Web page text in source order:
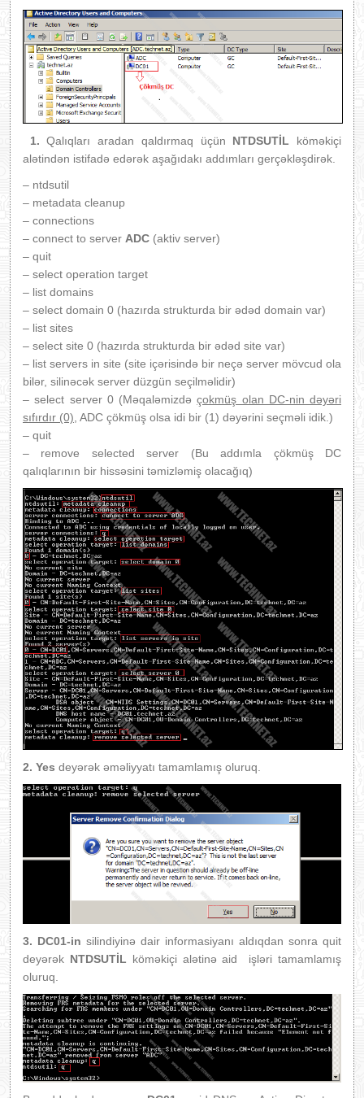
1.Qalıqları aradan qaldırmaq üçün NTDSUTİL köməkiçi
alətindən istifadə edərək aşağıdakı addımları gerçəkləşdirək.
– ntdsutil
– metadata cleanup
– connections
– connect to server ADC (aktiv server)
– quit
– select operation target
– list domains
– select domain 0 (hazırda strukturda bir ədəd domain var)
– list sites
– select site 0 (hazırda strukturda bir ədəd site var)
– list servers in site (site içərisində bir neçə server mövcud ola
bilər, silinəcək server düzgün seçilməlidir)
– select server 0 (Məqaləmizdəçokmüş olan DC-nin dəyəri
sıfırdır (0), ADC çökmüş olsa idi bir (1) dəyərini seçməli idik.)
– quit
– remove selected server (Bu addımla çökmüş DC
qalıqlarının bir hissəsini təmizləmiş olacağıq)
2. Yes deyərək əməliyyatı tamamlamış oluruq.
3. DC01-in silindiyinə dair informasiyanı aldıqdan sonra quit
deyərək NTDSUTİL köməkiçi alətinə aid işləri tamamlamış
oluruq.